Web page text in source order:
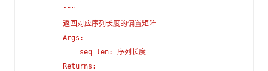
"""
        返回对应序列长度的偏置矩阵
        Args:
            seq_len: 序列长度
        Returns: